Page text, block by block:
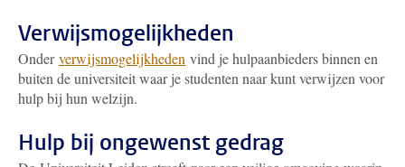
Verwijsmogelijkheden
Onderverwijsmogelijkheden vind je hulpaanbieders binnen en
buiten de universiteit waar je studenten naar kunt verwijzen voor
hulp bij hun welzijn.
Hulp bij ongewenst gedrag